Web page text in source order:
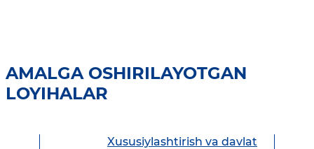
AMALGA OSHIRILAYOTGAN
LOYIHALAR
Xususiylashtirish va davlat